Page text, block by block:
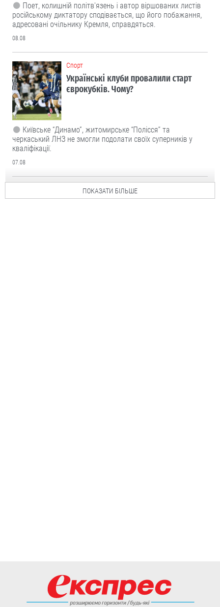
Поет, колишній політв'язень і автор віршованих листів
російському диктатору сподівається, що його побажання,
адресовані очільнику Кремля, справдяться.
08.08
Cпорт
Українські клуби провалили старт
єврокубків. Чому?
Київське “Динамо”, житомирське “Полісся” та
черкаський ЛНЗ не змогли подолати своїх суперників у
кваліфікації.
07.08
ПОКАЗАТИ БІЛЬШЕ